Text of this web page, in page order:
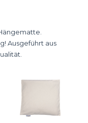
Ausgeführt aus